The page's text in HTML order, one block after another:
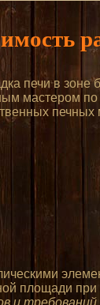
площади при
и требований